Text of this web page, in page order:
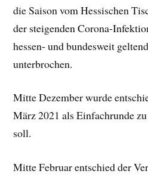
die Saison vom Hessischen
der steigenden Corona-
hessen- und bundesweit
unterbrochen.
Mitte Dezember wurde
März 2021 als Einfachrunde
soll.
Mitte Februar entschied der